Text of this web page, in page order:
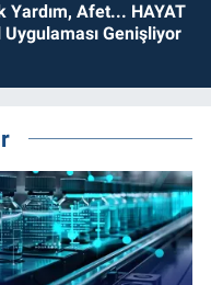
Yardım, Afet... HAYAT
Genişliyor